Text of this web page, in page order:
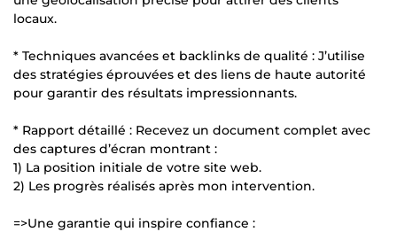
locaux.
* Techniques avancées et backlinks de qualité : J’utilise
des stratégies éprouvées et des liens de haute autorité
pour garantir des résultats impressionnants.
* Rapport détaillé : Recevez un document complet avec
des captures d’écran montrant :
1) La position initiale de votre site web.
2) Les progrès réalisés après mon intervention.
=>Une garantie qui inspire confiance :